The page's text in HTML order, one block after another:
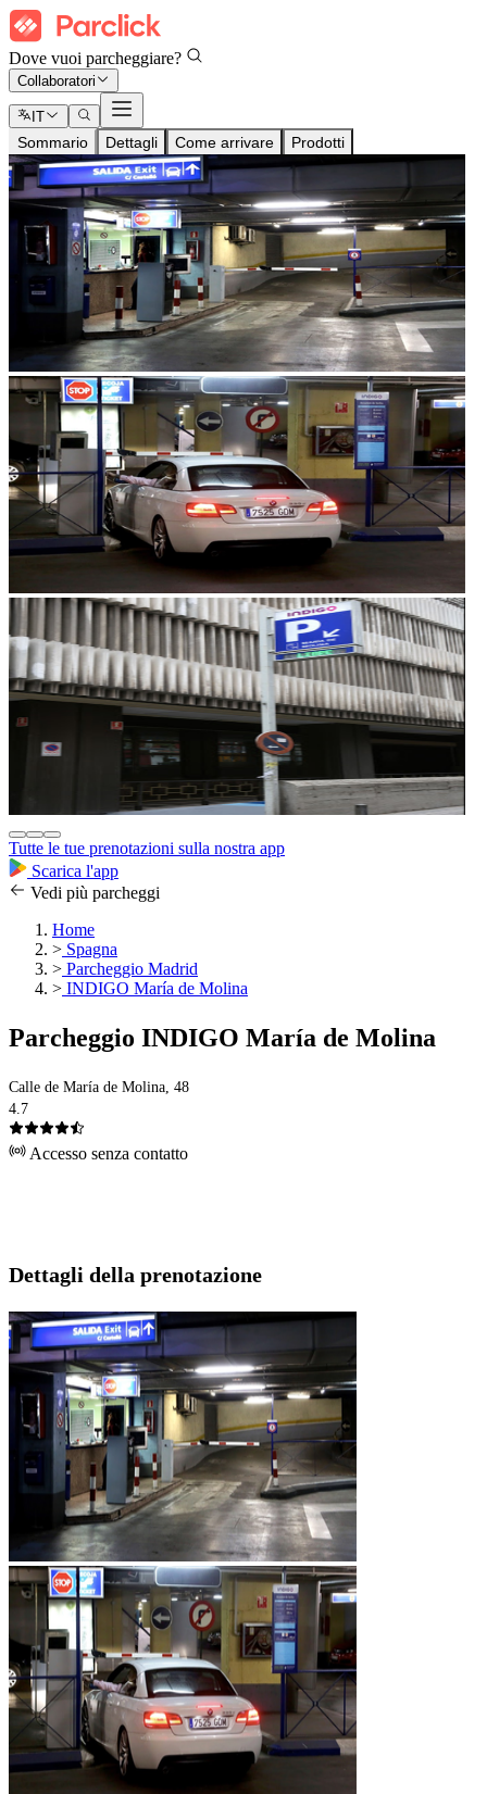
Dove vuoi parcheggiare?
Collaboratori
IT
Sommario Dettagli Come arrivare Prodotti
Tutte le tue prenotazioni sulla nostra app
Scarica l'app
Vedi più parcheggi
Home
> Spagna
> Parcheggio Madrid
> INDIGO María de Molina
Parcheggio INDIGO María de Molina
Calle de María de Molina, 48
4.7
Accesso senza contatto
Dettagli della prenotazione